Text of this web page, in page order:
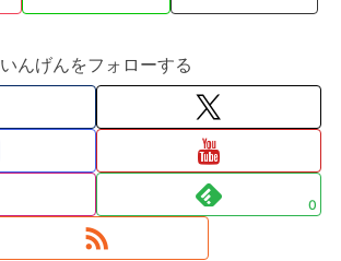
いんげんをフォローする
0